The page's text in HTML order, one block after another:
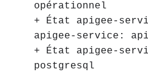
opérationnel
+ État apigee-
apigee-service:
+ État apigee-
postgresql